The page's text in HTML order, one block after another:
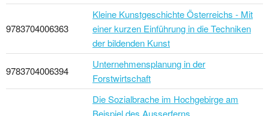
9783704006363
Kleine Kunstgeschichte Österreichs - Mit
einer kurzen Einführung in die Techniken
der bildenden Kunst
9783704006394
Unternehmensplanung in der
Forstwirtschaft
Die Sozialbrache im Hochgebirge am
Beispiel des Ausserferns,